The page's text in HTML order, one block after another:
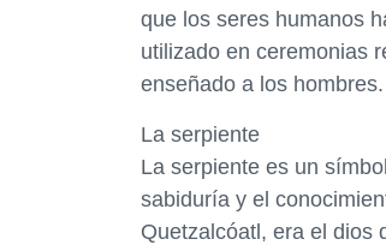
que los seres humanos
utilizado en ceremonias
enseñado a los hombres.
La serpiente
La serpiente es un
sabiduría y el
Quetzalcóatl, era el dios